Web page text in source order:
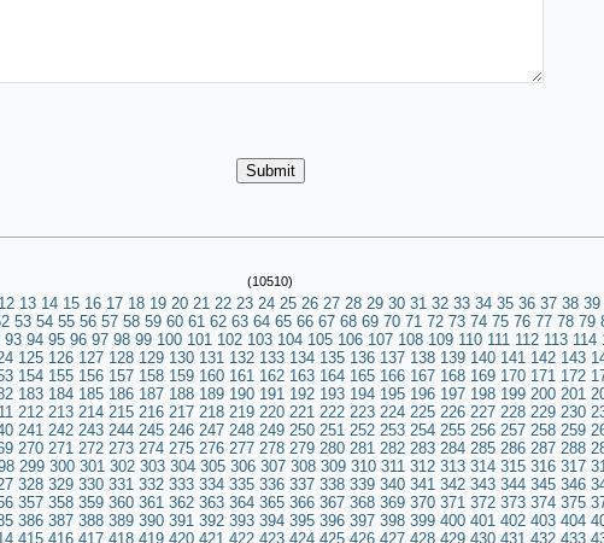
(10510)
12 13 14 15 16 17 18 19 20 21 22 23 24 25 26 27 28 29 30 31 32 33 34 35 36 37 38 39
53 54 55 56 57 58 59 60 61 62 63 64 65 66 67 68 69 70 71 72 73 74 75 76 77 78 79
93 94 95 96 97 98 99 100 101 102 103 104 105 106 107 108 109 110 111 112 113 114
125 126 127 128 129 130 131 132 133 134 135 136 137 138 139 140 141 142 143
154 155 156 157 158 159 160 161 162 163 164 165 166 167 168 169 170 171 172
183 184 185 186 187 188 189 190 191 192 193 194 195 196 197 198 199 200 201
212 213 214 215 216 217 218 219 220 221 222 223 224 225 226 227 228 229 230
241 242 243 244 245 246 247 248 249 250 251 252 253 254 255 256 257 258 259
270 271 272 273 274 275 276 277 278 279 280 281 282 283 284 285 286 287 288
299 300 301 302 303 304 305 306 307 308 309 310 311 312 313 314 315 316 317
328 329 330 331 332 333 334 335 336 337 338 339 340 341 342 343 344 345 346
357 358 359 360 361 362 363 364 365 366 367 368 369 370 371 372 373 374 375
386 387 388 389 390 391 392 393 394 395 396 397 398 399 400 401 402 403 404
415 416 417 418 419 420 421 422 423 424 425 426 427 428 429 430 431 432 433